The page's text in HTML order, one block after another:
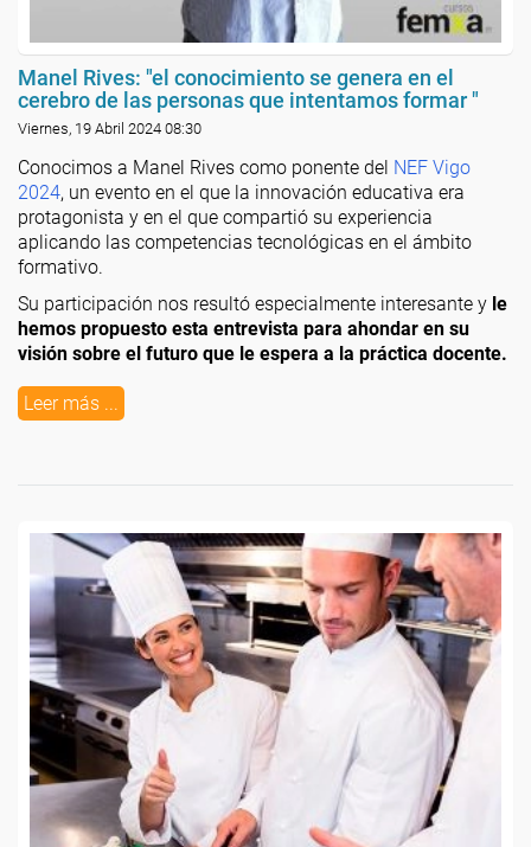
Manel Rives: "el conocimiento se genera en el
cerebro de las personas que intentamos formar "
Viernes, 19 Abril 2024 08:30
Conocimos a Manel Rives como ponente del NEF Vigo
2024, un evento en el que la innovación educativa era
protagonista y en el que compartió su experiencia
aplicando las competencias tecnológicas en el ámbito
formativo.
Su participación nos resultó especialmente interesante y le
hemos propuesto esta entrevista para ahondar en su
visión sobre el futuro que le espera a la práctica docente.
Leer más ...